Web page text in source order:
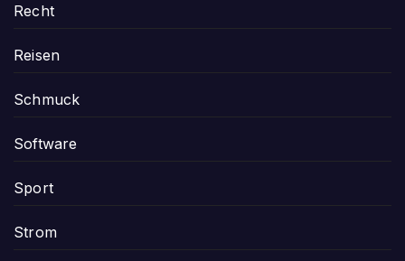
Recht
Reisen
Schmuck
Software
Sport
Strom